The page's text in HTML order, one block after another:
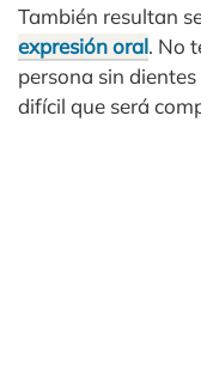
También resultan
expresión oral. No
persona sin
difícil que será